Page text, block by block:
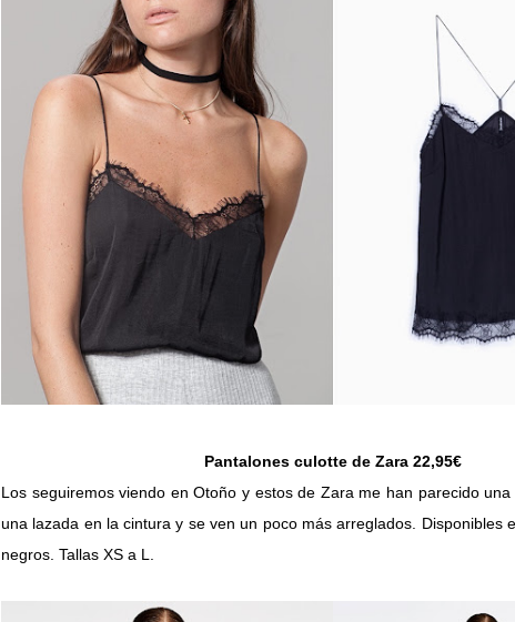
Pantalones culotte de Zara 22,95€
Los seguiremos viendo en Otoño y estos de Zara me han parecido
una lazada en la cintura y se ven un poco más arreglados. Disponibles
negros. Tallas XS a L.